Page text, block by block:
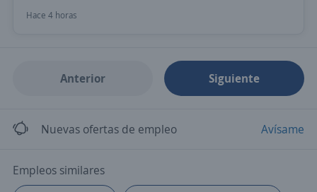
Hace 4 horas
Anterior Siguiente
Nuevas ofertas de empleo Avísame
Empleos similares